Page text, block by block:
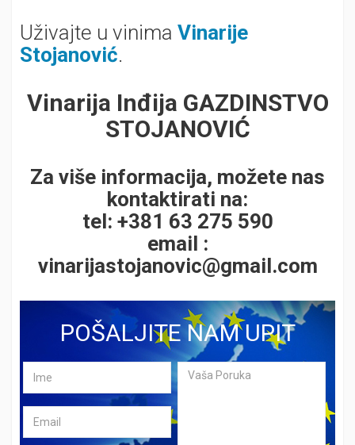
Uživajte u vinima Vinarije
Stojanović.
Vinarija Inđija GAZDINSTVO
STOJANOVIĆ
Za više informacija, možete nas
kontaktirati na:
tel: +381 63 275 590
email :
vinarijastojanovic@gmail.com
POŠALJITE NAM UPIT